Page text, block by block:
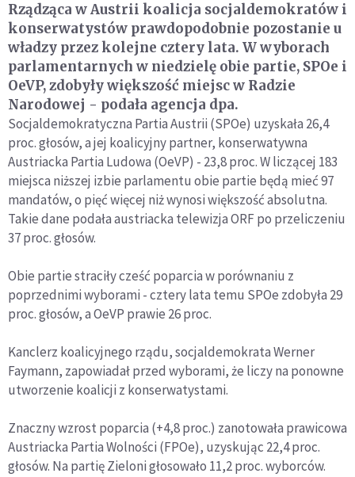
Rządząca w Austrii koalicja socjaldemokratów i
konserwatystów prawdopodobnie pozostanie u
władzy przez kolejne cztery lata. W wyborach
parlamentarnych w niedzielę obie partie, SPOe i
OeVP, zdobyły większość miejsc w Radzie
Narodowej - podała agencja dpa.
Socjaldemokratyczna Partia Austrii (SPOe) uzyskała 26,4
proc. głosów, a jej koalicyjny partner, konserwatywna
Austriacka Partia Ludowa (OeVP) - 23,8 proc. W liczącej 183
miejsca niższej izbie parlamentu obie partie będą mieć 97
mandatów, o pięć więcej niż wynosi większość absolutna.
Takie dane podała austriacka telewizja ORF po przeliczeniu
37 proc. głosów.
Obie partie straciły cześć poparcia w porównaniu z
poprzednimi wyborami - cztery lata temu SPOe zdobyła 29
proc. głosów, a OeVP prawie 26 proc.
Kanclerz koalicyjnego rządu, socjaldemokrata Werner
Faymann, zapowiadał przed wyborami, że liczy na ponowne
utworzenie koalicji z konserwatystami.
Znaczny wzrost poparcia (+4,8 proc.) zanotowała prawicowa
Austriacka Partia Wolności (FPOe), uzyskując 22,4 proc.
głosów. Na partię Zieloni głosowało 11,2 proc. wyborców.